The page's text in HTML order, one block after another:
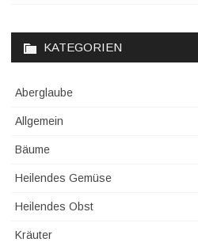
KATEGORIEN
Aberglaube
Allgemein
Bäume
Heilendes Gemüse
Heilendes Obst
Kräuter